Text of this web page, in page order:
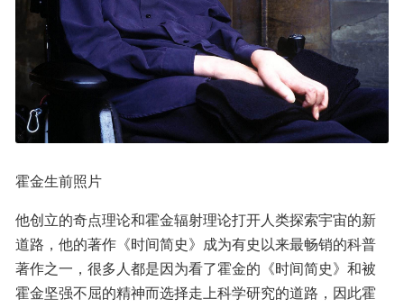
霍金生前照片
他创立的奇点理论和霍金辐射理论打开人类探索宇宙的新
道路，他的著作《时间简史》成为有史以来最畅销的科普
著作之一，很多人都是因为看了霍金的《时间简史》和被
霍金坚强不屈的精神而选择走上科学研究的道路，因此霍